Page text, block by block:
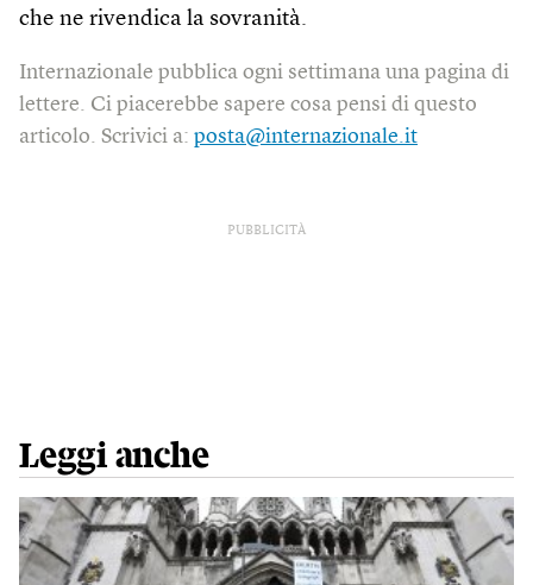
che ne rivendica la sovranità.
Internazionale pubblica ogni settimana una pagina di
lettere. Ci piacerebbe sapere cosa pensi di questo
articolo. Scrivici a: posta@internazionale.it
PUBBLICITÀ
Leggi anche